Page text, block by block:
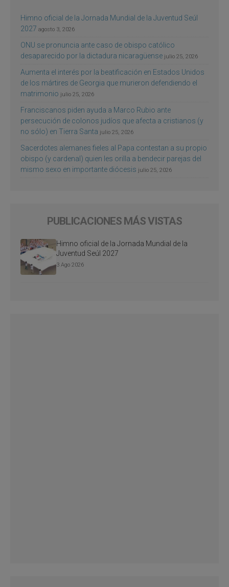
Himno oficial de la Jornada Mundial de la Juventud Seúl
2027 agosto 3, 2026
ONU se pronuncia ante caso de obispo católico
desaparecido por la dictadura nicaragüense julio 25, 2026
Aumenta el interés por la beatificación en Estados Unidos
de los mártires de Georgia que murieron defendiendo el
matrimonio julio 25, 2026
Franciscanos piden ayuda a Marco Rubio ante
persecución de colonos judíos que afecta a cristianos (y
no sólo) en Tierra Santa julio 25, 2026
Sacerdotes alemanes fieles al Papa contestan a su propio
obispo (y cardenal) quien les orilla a bendecir parejas del
mismo sexo en importante diócesis julio 25, 2026
PUBLICACIONES MÁS VISTAS
Himno oficial de la Jornada Mundial de la
Juventud Seúl 2027
3 Ago 2026